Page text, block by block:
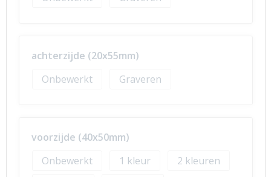
achterzijde (20x55mm)
Onbewerkt
Graveren
voorzijde (40x50mm)
Onbewerkt
1
2